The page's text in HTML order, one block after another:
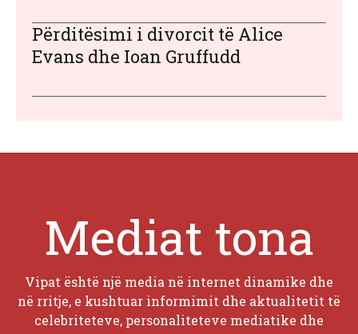
Përditësimi i divorcit të Alice
Evans dhe Ioan Gruffudd
Mediat tona
Vipat është një media në internet dinamike dhe
në rritje, e kushtuar informimit dhe aktualitetit të
celebriteteve, personaliteteve mediatike dhe